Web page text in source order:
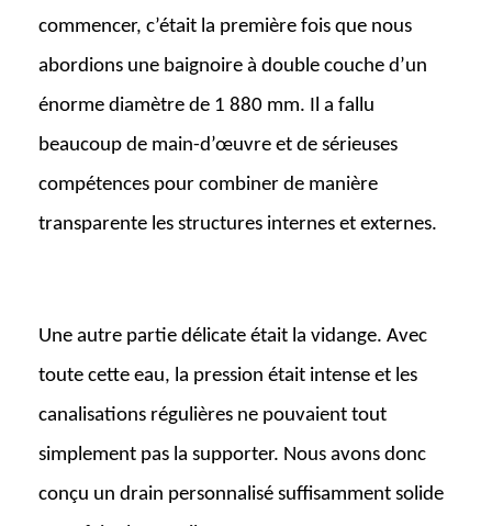
commencer, c’était la première fois que nous
abordions une baignoire à double couche d’un
énorme diamètre de 1 880 mm. Il a fallu
beaucoup de main-d’œuvre et de sérieuses
compétences pour combiner de manière
transparente les structures internes et externes.
Une autre partie délicate était la vidange. Avec
toute cette eau, la pression était intense et les
canalisations régulières ne pouvaient tout
simplement pas la supporter. Nous avons donc
conçu un drain personnalisé suffisamment solide